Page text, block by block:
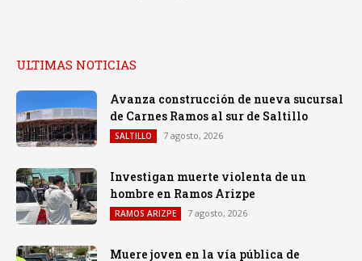
ULTIMAS NOTICIAS
Avanza construcción de nueva sucursal
de Carnes Ramos al sur de Saltillo
SALTILLO 7 agosto, 2026
Investigan muerte violenta de un
hombre en Ramos Arizpe
RAMOS ARIZPE 7 agosto, 2026
Muere joven en la vía pública de